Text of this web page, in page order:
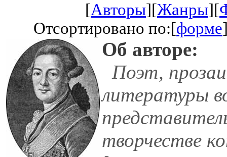
[Авторы][Жанры][
Отсортировано по:[форме
Об авторе:
Поэт,
литературы
творчестве